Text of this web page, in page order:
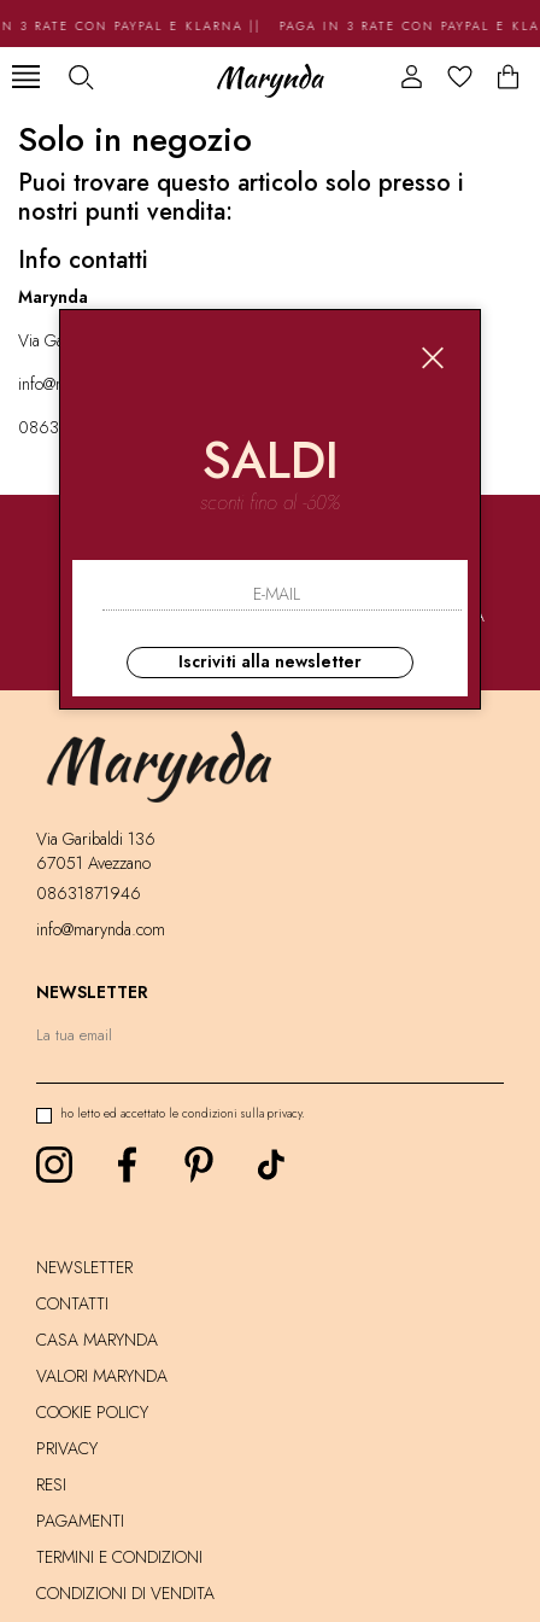
3 RATE CON PAYPAL E KLARNA || PAGA IN 3 RATE CON PAYPAL E
Solo in negozio
Puoi trovare questo articolo solo presso i
nostri punti vendita:
Info contatti
Marynda
Via Garibaldi 136 67051 Avezzano
info@marynda.com
08631871946
PAGAMENTI
CONSEGNE
ULTRA RAPIDE
ASSISTENZA
Via Garibaldi 136
67051 Avezzano
08631871946
info@marynda.com
NEWSLETTER
ho letto ed accettato le condizioni sulla privacy.
NEWSLETTER
CONTATTI
CASA MARYNDA
VALORI MARYNDA
COOKIE POLICY
PRIVACY
RESI
PAGAMENTI
TERMINI E CONDIZIONI
CONDIZIONI DI VENDITA
SALDI
sconti fino al -60%
Iscriviti alla newsletter